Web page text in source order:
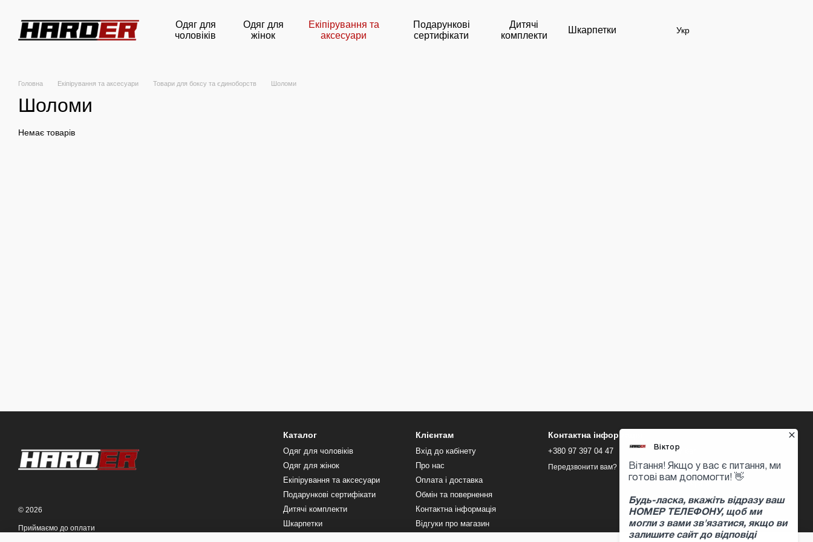
Одяг для
чоловіків
Одяг для
жінок
Екіпірування та
аксесуари
Подарункові
сертифікати
Дитячі
комплекти
Шкарпетки Укр
Головна Екіпірування та аксесуари Товари для боксу та єдиноборств Шоломи
Шоломи
Немає товарів
© 2026
Приймаємо до оплати
Каталог
Одяг для чоловіків
Одяг для жінок
Екіпірування та аксесуари
Подарункові сертифікати
Дитячі комплекти
Шкарпетки
Клієнтам
Вхід до кабінету
Про нас
Оплата і доставка
Обмін та повернення
Контактна інформація
Відгуки про магазин
Контактна інформація
+380 97 397 04 47
Передзвонити вам?
Viber
Whats-app
Telegram